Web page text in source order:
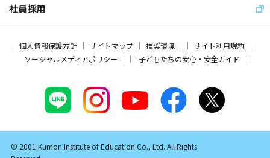
社員採用
個人情報保護方針 サイトマップ 推奨環境
サイト利用規約
ソーシャルメディアポリシー
子どもたちの安心・安全ガイド
© 2001 Kumon Institute of Education Co., Ltd. All Rights